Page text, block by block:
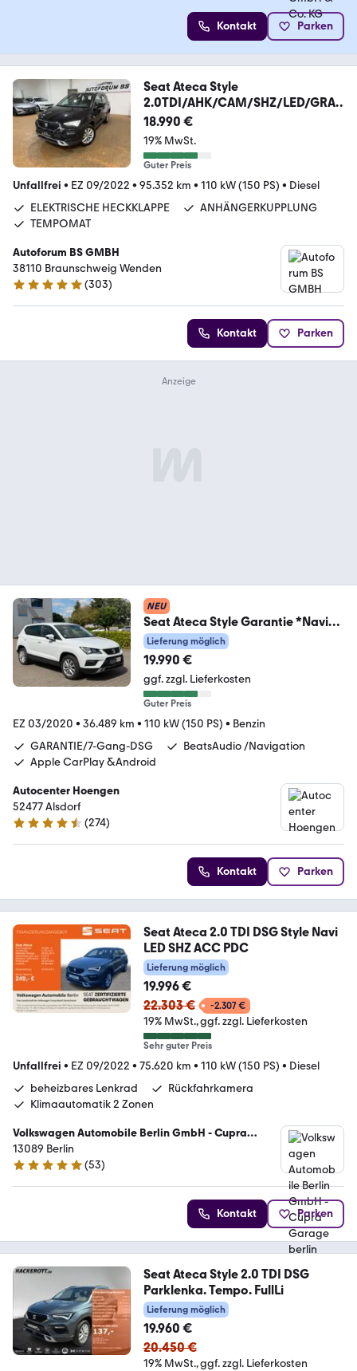
Kontakt Parken
Seat Ateca Style
2.0TDI/AHK/CAM/SHZ/LED/GRA/
el.HECK
18.990 €
19% MwSt.
Guter Preis
Unfallfrei • EZ 09/2022 • 95.352 km • 110 kW (150 PS) • Diesel
ELEKTRISCHE HECKKLAPPE
ANHÄNGERKUPPLUNG
TEMPOMAT
Autoforum BS GMBH
38110 Braunschweig Wenden
4.8 Sterne
(303)
Kontakt Parken
NEU
Seat Ateca Style Garantie *Navi
*Beats*Parklenkassist
Lieferung möglich
19.990 €
ggf. zzgl. Lieferkosten
Guter Preis
EZ 03/2020 • 36.489 km • 110 kW (150 PS) • Benzin
GARANTIE/7-Gang-DSG
BeatsAudio /Navigation
Apple CarPlay &Android
Autocenter Hoengen
52477 Alsdorf
4.5 Sterne
(274)
Kontakt Parken
Seat Ateca 2.0 TDI DSG Style Navi
LED SHZ ACC PDC
Lieferung möglich
19.996 €
22.303 €
-2.307 €
19% MwSt. ggf. zzgl. Lieferkosten
Sehr guter Preis
Unfallfrei • EZ 09/2022 • 75.620 km • 110 kW (150 PS) • Diesel
beheizbares Lenkrad
Rückfahrkamera
Klimaautomatik 2 Zonen
Volkswagen Automobile Berlin GmbH - Cupra
Garage berlin
13089 Berlin
4.8 Sterne
(53)
Kontakt Parken
Seat Ateca Style 2.0 TDI DSG
Parklenka. Tempo. FullLi
Lieferung möglich
19.960 €
20.450 €
19% MwSt. ggf. zzgl. Lieferkosten